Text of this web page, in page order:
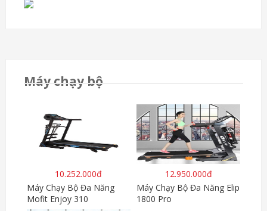
Máy chạy bộ
10.252.000đ
Máy Chạy Bộ Đa Năng
Mofit Enjoy 310
12.950.000đ
Máy Chạy Bộ Đa Năng Elip
1800 Pro